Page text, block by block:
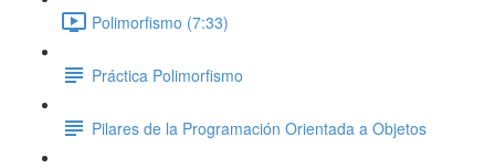
Polimorfismo (7:33)
Práctica Polimorfismo
Pilares de la Programación Orientada a Objetos